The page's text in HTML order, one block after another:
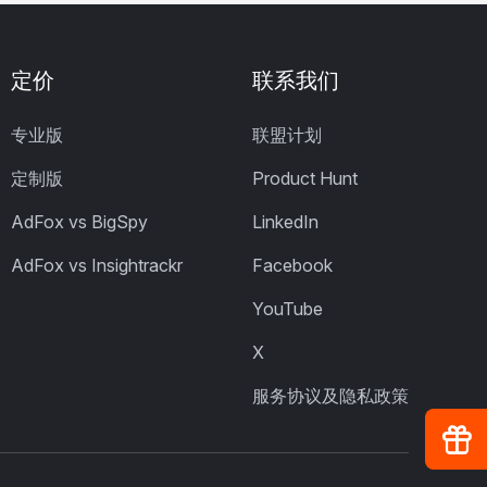
定价
专业版
定制版
AdFox vs BigSpy
AdFox vs Insightrackr
联系我们
联盟计划
Product Hunt
LinkedIn
Facebook
YouTube
X
服务协议及隐私政策